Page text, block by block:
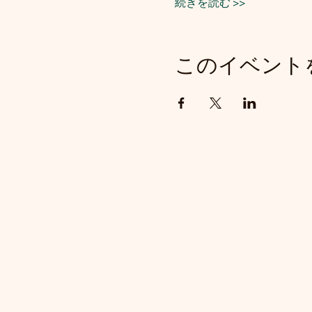
続きを読む >>
このイベント